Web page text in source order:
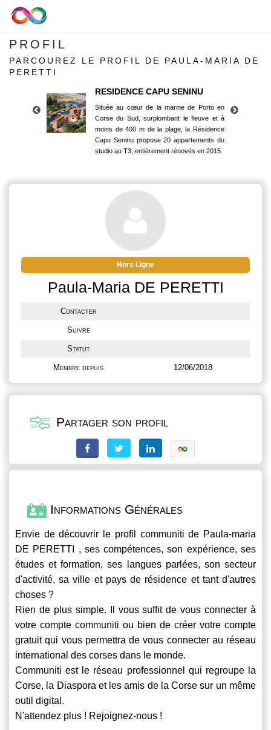
PROFIL
PARCOUREZ LE PROFIL DE PAULA-MARIA DE
PERETTI
RESIDENCE CAPU SENINU
Située au cœur de la marine de Porto en
Corse du Sud, surplombant le fleuve et à
moins de 400 m de la plage, la Résidence
Capu Seninu propose 20 appartements du
studio au T3, entièrement rénovés en 2015.
Corse du Sud, surplombant le fleuve et à
moins de 400 m de la plage, la Résidence
Capu Seninu propose 20 appartements du
studio au T3, entièrement rénovés en 2015.
Hors Ligne
Paula-Maria DE PERETTI
Contacter
Suivre
Statut
Membre depuis 12/06/2018
Partager son profil
Informations Générales
Envie de découvrir le profil communiti de Paula-maria
DE PERETTI , ses compétences, son expérience, ses
études et formation, ses langues parlées, son secteur
d'activité, sa ville et pays de résidence et tant d'autres
choses ?
Rien de plus simple. Il vous suffit de vous connecter à
votre compte communiti ou bien de créer votre compte
gratuit qui vous permettra de vous connecter au réseau
international des corses dans le monde.
Communiti est le réseau professionnel qui regroupe la
Corse, la Diaspora et les amis de la Corse sur un même
outil digital.
N'attendez plus ! Rejoignez-nous !